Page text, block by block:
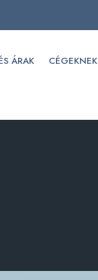
ÁRAK CÉGEKNEK